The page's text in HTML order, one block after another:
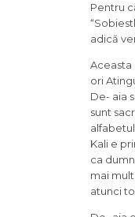
Pentru
adică
Aceasta
ori
De- aia
sunt
alfabetul.
Kali e
ca
mai
atunci